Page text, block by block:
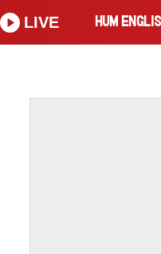
HUM
LIVE